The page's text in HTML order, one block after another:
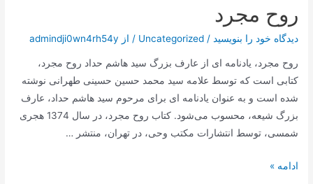
جامع
سایت
مکتب
وحی
روح مجرد
دیدگاه‌ خود را بنویسید /
Uncategorized / از admindji0wn4rh54y
روح مجرد، یادنامه ای از عارف بزرگ سید هاشم حداد روح مجرد،
کتابی است که توسط علامه سید محمد حسین حسینی طهرانی نوشته
شده است و به عنوان یادنامه ای برای مرحوم سید هاشم حداد، عارف
بزرگ شیعه، محسوب می‌شود. کتاب روح مجرد، در سال 1374 هجری
شمسی، توسط انتشارات مکتب وحی، در تهران، منتشر …
روح
ادامه »